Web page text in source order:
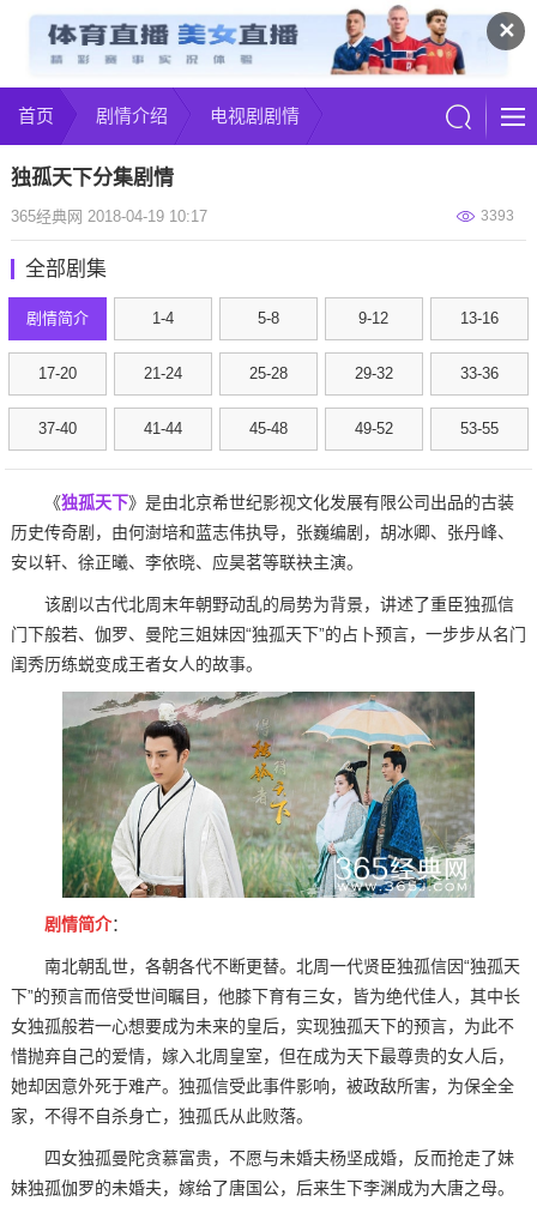
✕
首页 剧情介绍 电视剧剧情
独孤天下分集剧情
3393
365经典网 2018-04-19 10:17
全部剧集
剧情简介 1-4 5-8 9-12 13-16
17-20 21-24 25-28 29-32 33-36
37-40 41-44 45-48 49-52 53-55
《独孤天下》是由北京希世纪影视文化发展有限公司出品的古装
历史传奇剧，由何澍培和蓝志伟执导，张巍编剧，胡冰卿、张丹峰、
安以轩、徐正曦、李依晓、应昊茗等联袂主演。
该剧以古代北周末年朝野动乱的局势为背景，讲述了重臣独孤信
门下般若、伽罗、曼陀三姐妹因“独孤天下”的占卜预言，一步步从名门
闺秀历练蜕变成王者女人的故事。
剧情简介：
南北朝乱世，各朝各代不断更替。北周一代贤臣独孤信因“独孤天
下”的预言而倍受世间瞩目，他膝下育有三女，皆为绝代佳人，其中长
女独孤般若一心想要成为未来的皇后，实现独孤天下的预言，为此不
惜抛弃自己的爱情，嫁入北周皇室，但在成为天下最尊贵的女人后，
她却因意外死于难产。独孤信受此事件影响，被政敌所害，为保全全
家，不得不自杀身亡，独孤氏从此败落。
四女独孤曼陀贪慕富贵，不愿与未婚夫杨坚成婚，反而抢走了妹
妹独孤伽罗的未婚夫，嫁给了唐国公，后来生下李渊成为大唐之母。